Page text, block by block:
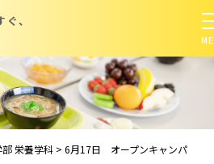
、
栄養学科 > 6月17日 オープンキャンパ